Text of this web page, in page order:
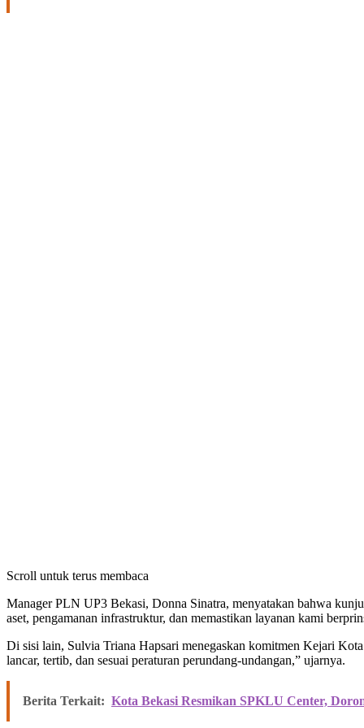
Scroll untuk terus membaca
Manager PLN UP3 Bekasi, Donna Sinatra, menyatakan bahwa
aset, pengamanan infrastruktur, dan memastikan layanan kami
Di sisi lain, Sulvia Triana Hapsari menegaskan komitmen Kejari
lancar, tertib, dan sesuai peraturan perundang-undangan,” ujarnya.
Berita Terkait: Kota Bekasi Resmikan SPKLU Center,